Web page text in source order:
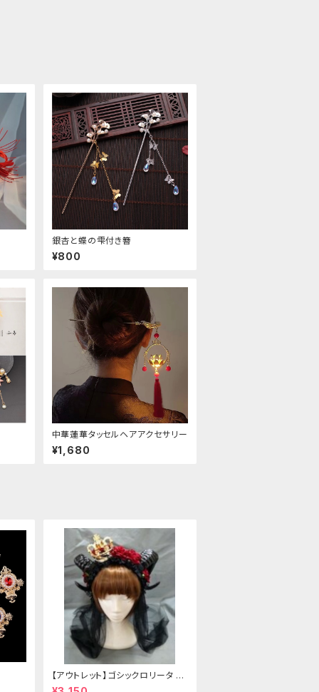
銀杏と蝶の雫付き簪
¥800
中華蓮華タッセルヘアアクセサリー
¥1,680
【アウトレット】ゴシックロリータ ゴ
ールドクラウン＆ホーン(ヴェール